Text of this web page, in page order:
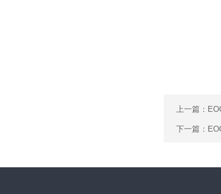
上一篇：
下一篇：